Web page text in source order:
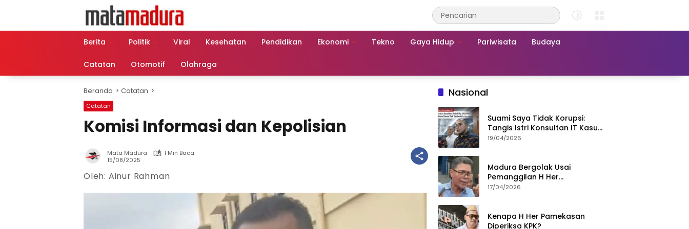
Berita
Politik Viral Kesehatan Pendidikan Ekonomi Tekno Gaya Hidup Pariwisata Budaya
Catatan Otomotif Olahraga
Beranda Catatan
Catatan
Komisi Informasi dan Kepolisian
Mata Madura
1 Min Baca
15/08/2025
Oleh: Ainur Rahman
Nasional
Suami Saya Tidak Korupsi:
Tangis Istri Konsultan IT Kasus
Nadiem Dituntut 22,5 Tahun
19/04/2026
Madura Bergolak Usai
Pemanggilan H Her
Pamekasan, Faizal Assegaf
17/04/2026
Kenapa H Her Pamekasan
Diperiksa KPK?